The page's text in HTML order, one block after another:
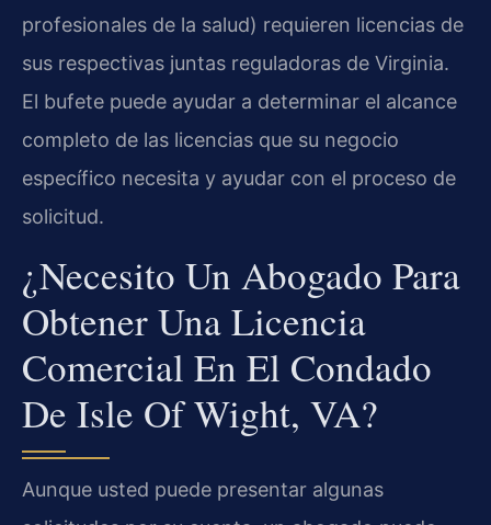
profesionales de la salud) requieren licencias de
sus respectivas juntas reguladoras de Virginia.
El bufete puede ayudar a determinar el alcance
completo de las licencias que su negocio
específico necesita y ayudar con el proceso de
solicitud.
¿Necesito Un Abogado Para
Obtener Una Licencia
Comercial En El Condado
De Isle Of Wight, VA?
Aunque usted puede presentar algunas